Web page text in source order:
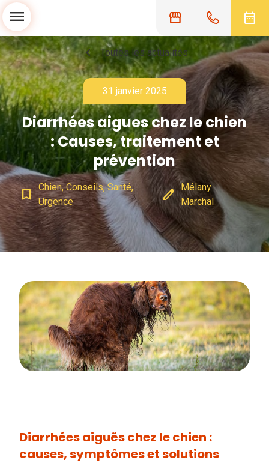
storefront date_range
menu
chevron_left Toutes les actualités
31 janvier 2025
Diarrhées aigues chez le chien
: Causes, traitement et
prévention
bookmark_border Chien, Conseils, Santé,
Urgence
edit Mélany
Marchal
Diarrhées aiguës chez le chien :
causes, symptômes et solutions